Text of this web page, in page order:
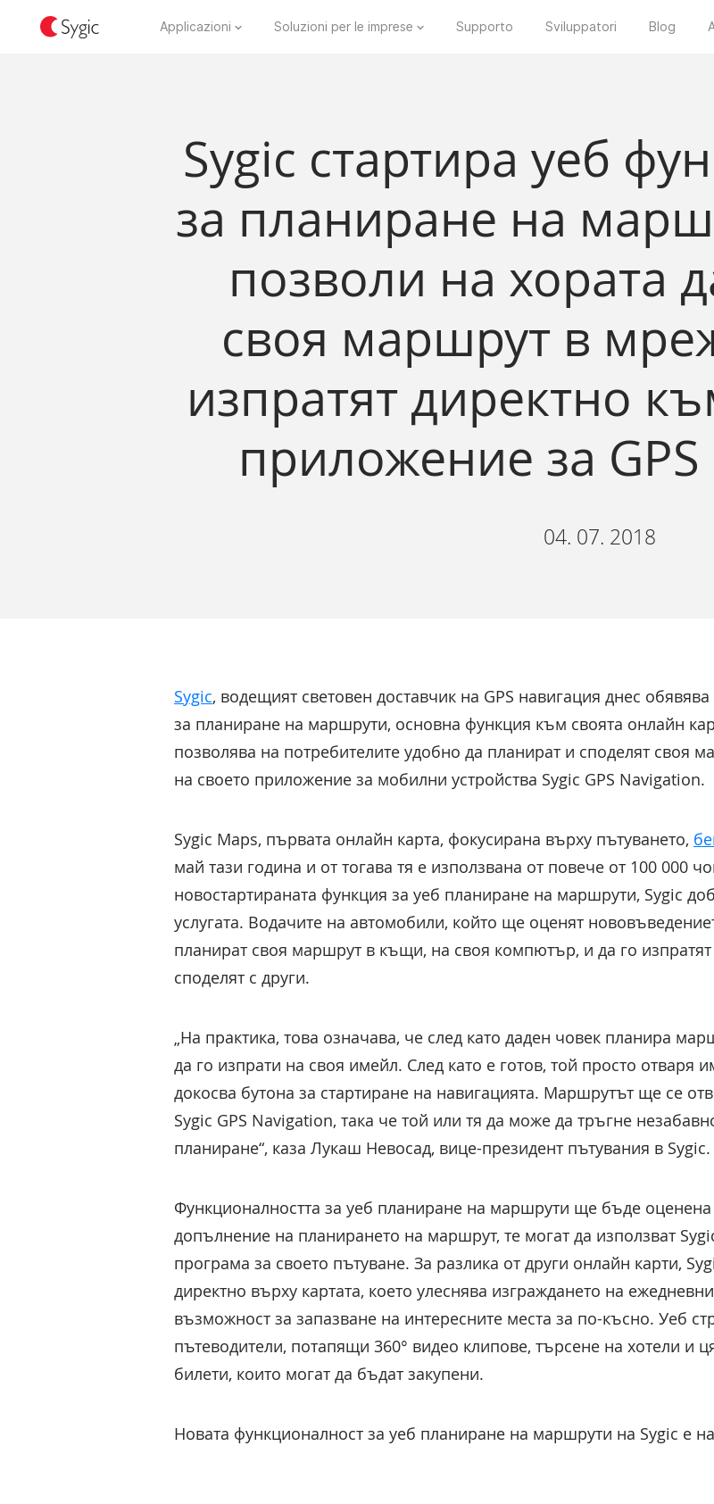
Applicazioni Soluzioni per le imprese Supporto Sviluppatori Blog
Sygic стартира уеб
за планиране на
позволи на хората
своя маршрут в
изпратят директно
приложение за
04. 07. 2018
Sygic, водещият световен доставчик на GPS навигация днес
за планиране на маршрути, основна функция към своята онлайн
позволява на потребителите удобно да планират и споделят своя
на своето приложение за мобилни устройства Sygic GPS Navigation.
Sygic Maps, първата онлайн карта, фокусирана върху пътуването,
май тази година и от тогава тя е използвана от повече от 100 000
новостартираната функция за уеб планиране на маршрути, Sygic
услугата. Водачите на автомобили, който ще оценят
планират своя маршрут в къщи, на своя компютър, и да го
споделят с други.
„На практика, това означава, че след като даден човек планира
да го изпрати на своя имейл. След като е готов, той просто отваря
докосва бутона за стартиране на навигацията. Маршрутът ще се
Sygic GPS Navigation, така че той или тя да може да тръгне
планиране“, каза Лукаш Невосад, вице-президент пътувания в Sygic.
Функционалността за уеб планиране на маршрути ще бъде оценена
допълнение на планирането на маршрут, те могат да използват
програма за своето пътуване. За разлика от други онлайн карти,
директно върху картата, което улеснява изграждането на
възможност за запазване на интересните места за по-късно. Уеб
пътеводители, потапящи 360° видео клипове, търсене на хотели и
билети, които могат да бъдат закупени.
Новата функционалност за уеб планиране на маршрути на Sygic е